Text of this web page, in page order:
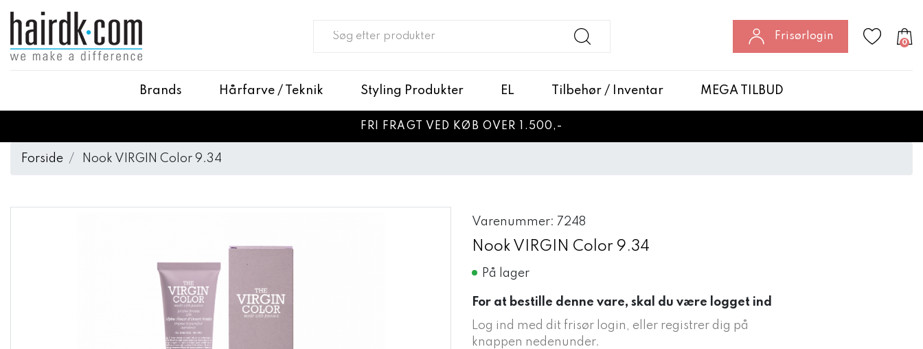
Frisørlogin
0
Brands Hårfarve / Teknik Styling Produkter EL Tilbehør / Inventar MEGA TILBUD
FRI FRAGT VED KØB OVER 1.500,-
Forside Nook VIRGIN Color 9.34
Varenummer: 7248
Nook VIRGIN Color 9.34
På lager
For at bestille denne vare, skal du være logget ind
Log ind med dit frisør login, eller registrer dig på
knappen nedenunder.